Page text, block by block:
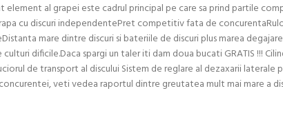
al grapei este cadrul principal pe care sa prind partile
cu discuri independentePret competitiv fata de
mare dintre discuri si bateriile de discuri plus marea
dificile.Daca spargi un taler iti dam doua bucati GRATIS !!!
de transport al discului Sistem de reglare al dezaxarii laterale
veti vedea raportul dintre greutatea mult mai mare a